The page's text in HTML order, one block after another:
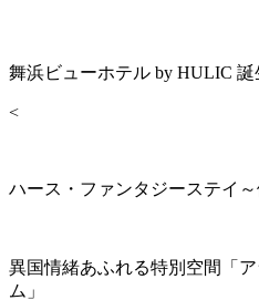
舞浜ビューホテル by HULIC
<
ハース・ファンタジーステイ
異国情緒あふれる特別空間「
ム」